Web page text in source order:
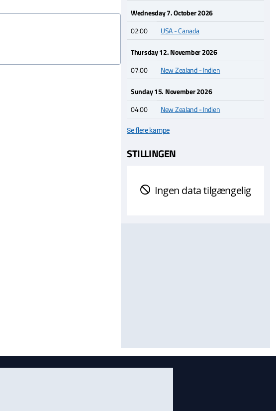
Wednesday 7. October 2026
02:00
USA - Canada
Thursday 12. November 2026
07:00
New Zealand - Indien
Sunday 15. November 2026
04:00
New Zealand - Indien
Se flere kampe
STILLINGEN
Ingen data tilgængelig